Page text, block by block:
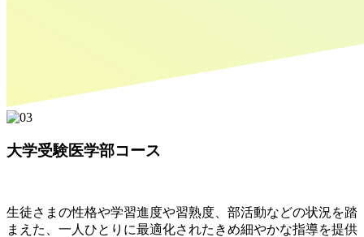
大学受験医学部コース
生徒さまの性格や学習進度や習熟度、部活動などの状況を踏
まえた、一人ひとりに最適化されたきめ細やかな指導を提供